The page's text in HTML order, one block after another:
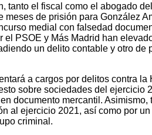
tanto el fiscal como el abogado
meses de prisión para González
medial con falsedad
el PSOE y Más Madrid han
un delito contable y otro de
a cargos por delitos contra
sobre sociedades del ejercicio
documento mercantil.
al ejercicio 2021, así como por
criminal.